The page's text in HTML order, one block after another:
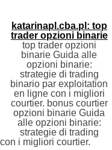
katarinapl.cba.pl: top
trader opzioni binarie
top trader opzioni
binarie Guida alle
opzioni binarie:
strategie di trading
binario par exploitation
en ligne con i migliori
courtier. bonus courtier
opzioni binarie Guida
alle opzioni binarie:
strategie di trading
i migliori courtier.